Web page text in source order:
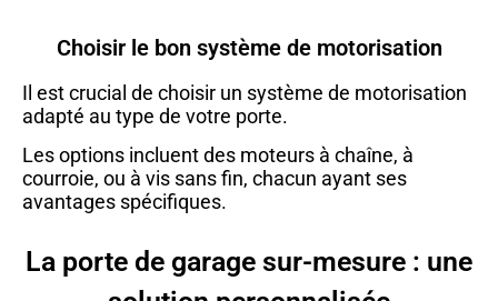
Choisir le bon système de motorisation
Il est crucial de choisir un système de motorisation
adapté au type de votre porte.
Les options incluent des moteurs à chaîne, à
courroie, ou à vis sans fin, chacun ayant ses
avantages spécifiques.
La porte de garage sur-mesure : une